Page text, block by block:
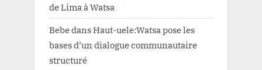
de Lima à Watsa
BebedansHaut-uele:Watsa pose les
bases d’un dialogue communautaire
structuré